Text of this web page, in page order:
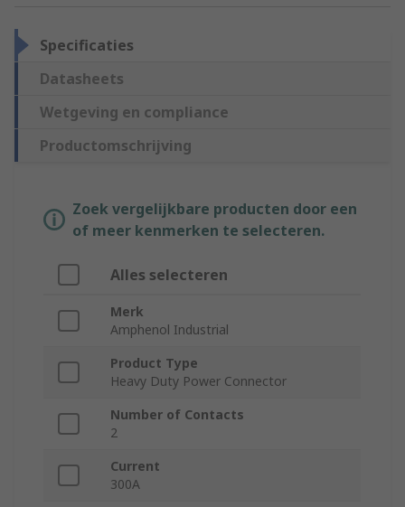
Specificaties
Datasheets
Wetgeving en compliance
Productomschrijving
Zoek vergelijkbare producten door een
of meer kenmerken te selecteren.
Alles selecteren
Merk
Amphenol Industrial
Product Type
Heavy Duty Power Connector
Number of Contacts
2
Current
300A